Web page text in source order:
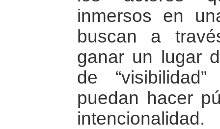
inmersos en
buscan a
ganar un lugar
de
puedan hacer
intencionalidad.